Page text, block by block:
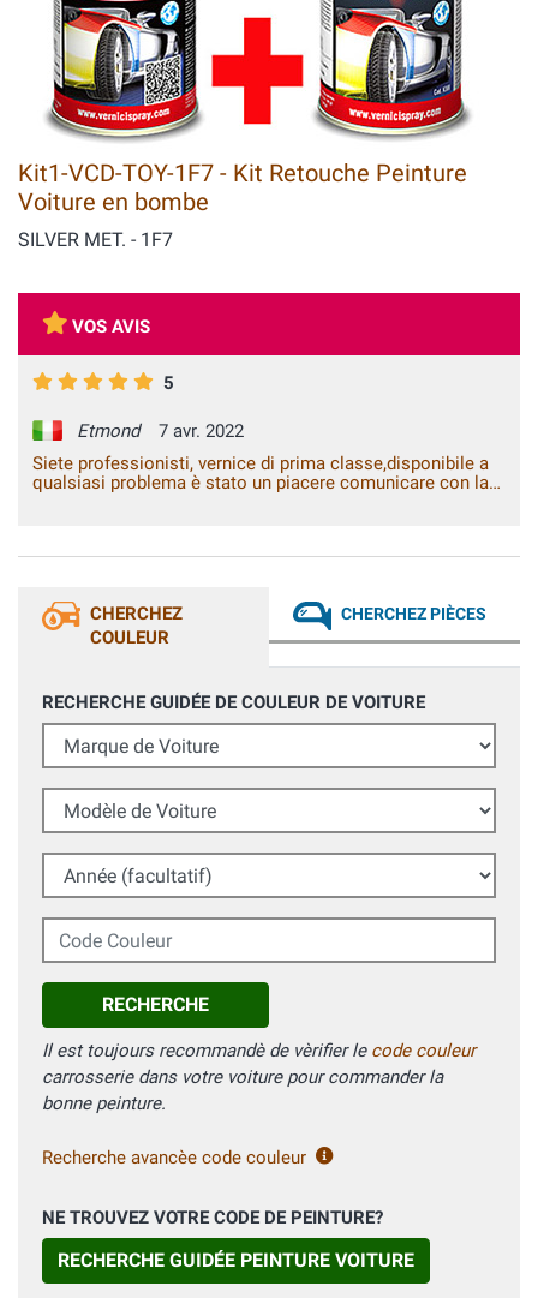
Kit1-VCD-TOY-1F7 - Kit Retouche Peinture
Voiture en bombe
SILVER MET. - 1F7
VOS AVIS
5
Etmond
7 avr. 2022
Siete professionisti, vernice di prima classe,disponibile a
qualsiasi problema è stato un piacere comunicare con la
CHERCHEZ
COULEUR
CHERCHEZ PIÈCES
RECHERCHE GUIDÉE DE COULEUR DE VOITURE
Marque de Voiture
Modèle de Voiture
Année (facultatif)
Code Couleur
RECHERCHE
Il est toujours recommandè de vèrifier le code couleur
carrosserie dans votre voiture pour commander la
bonne peinture.
Recherche avancèe code couleur
NE TROUVEZ VOTRE CODE DE PEINTURE?
RECHERCHE GUIDÉE PEINTURE VOITURE